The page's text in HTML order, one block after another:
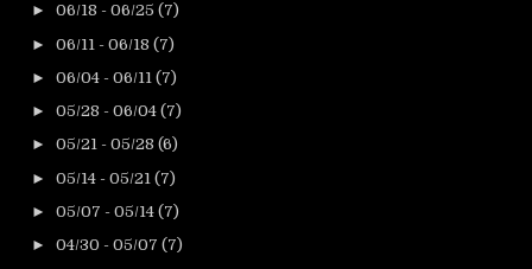
► 06/18 - 06/25 (7)
► 06/11 - 06/18 (7)
► 06/04 - 06/11 (7)
► 05/28 - 06/04 (7)
► 05/21 - 05/28 (6)
► 05/14 - 05/21 (7)
► 05/07 - 05/14 (7)
► 04/30 - 05/07 (7)